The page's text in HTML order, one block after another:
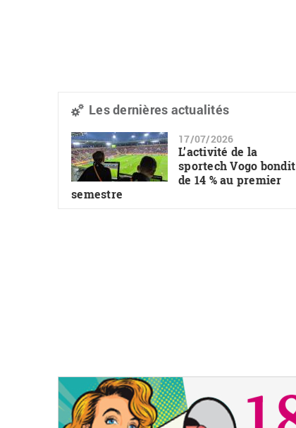
Les dernières actualités
17/07/2026
L’activité de la
sportech Vogo bondit
de 14 % au premier
semestre